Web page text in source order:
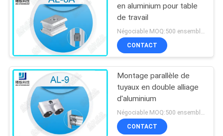
en aluminium pour table
de travail
CONTACT
Montage parallèle de
tuyaux en double alliage
d'aluminium
CONTACT